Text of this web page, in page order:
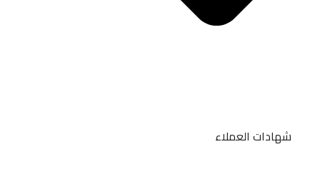
شهادات العملاء